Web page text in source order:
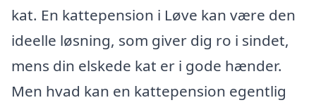
kat. En kattepension i Løve kan være den
ideelle løsning, som giver dig ro i sindet,
mens din elskede kat er i gode hænder.
Men hvad kan en kattepension egentlig